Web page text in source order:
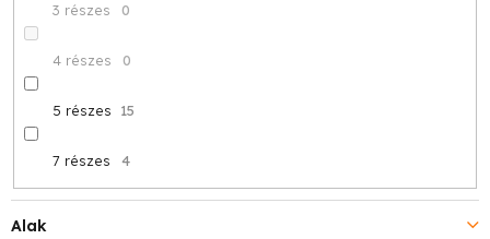
3 részes 0
4 részes 0
5 részes 15
7 részes 4
Alak